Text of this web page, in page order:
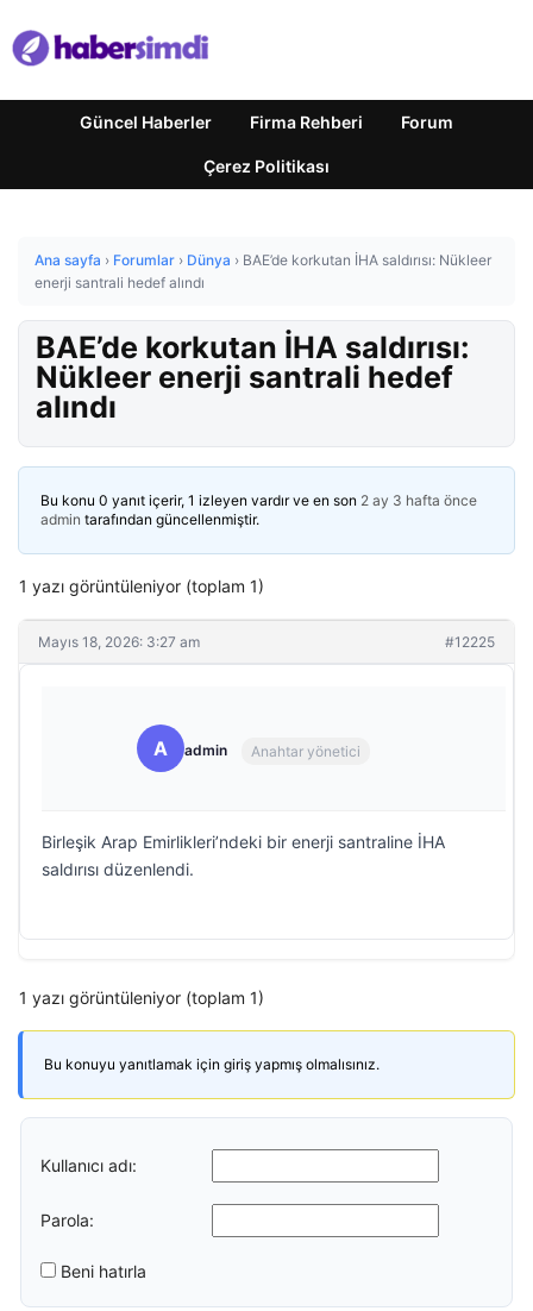
Güncel Haberler Firma Rehberi Forum
Çerez Politikası
Ana sayfa › Forumlar › Dünya › BAE’de korkutan İHA saldırısı: Nükleer
enerji santrali hedef alındı
BAE’de korkutan İHA saldırısı:
Nükleer enerji santrali hedef
alındı
Bu konu 0 yanıt içerir, 1 izleyen vardır ve en son 2 ay 3 hafta önce
admin tarafından güncellenmiştir.
1 yazı görüntüleniyor (toplam 1)
Mayıs 18, 2026: 3:27 am #12225
A admin Anahtar yönetici
Birleşik Arap Emirlikleri’ndeki bir enerji santraline İHA
saldırısı düzenlendi.
1 yazı görüntüleniyor (toplam 1)
Bu konuyu yanıtlamak için giriş yapmış olmalısınız.
Kullanıcı adı:
Parola:
Beni hatırla